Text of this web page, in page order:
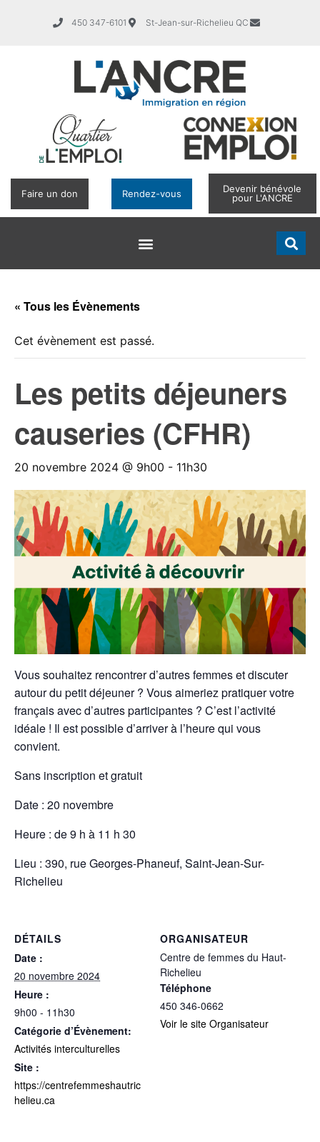
450 347-6101 St-Jean-sur-Richelieu QC
Faire un don Rendez-vous
Devenir bénévole
pour L'ANCRE
« Tous les Évènements
Cet évènement est passé.
Les petits déjeuners
causeries (CFHR)
20 novembre 2024 @ 9h00 - 11h30
Vous souhaitez rencontrer d’autres femmes et discuter
autour du petit déjeuner ? Vous aimeriez pratiquer votre
français avec d’autres participantes ? C’est l’activité
idéale ! Il est possible d’arriver à l’heure qui vous
convient.
Sans inscription et gratuit
Date : 20 novembre
Heure : de 9 h à 11 h 30
Lieu : 390, rue Georges-Phaneuf, Saint-Jean-Sur-
Richelieu
DÉTAILS
Date :
20 novembre 2024
Heure :
9h00 - 11h30
Catégorie d’Évènement:
Activités interculturelles
Site :
https://centrefemmeshautric
helieu.ca
ORGANISATEUR
Centre de femmes du Haut-
Richelieu
Téléphone
450 346-0662
Voir le site Organisateur